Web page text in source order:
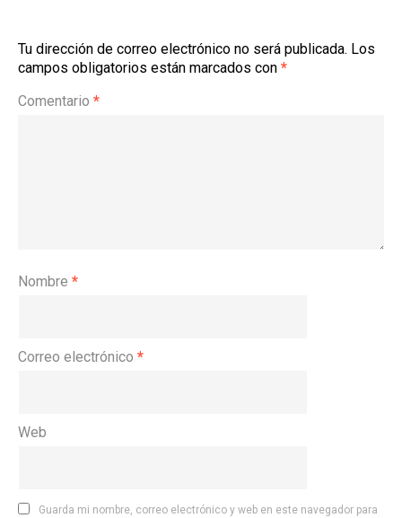
Tu dirección de correo electrónico no será publicada. Los
campos obligatorios están marcados con *
Comentario *
Nombre *
Correo electrónico *
Web
Guarda mi nombre, correo electrónico y web en este navegador para